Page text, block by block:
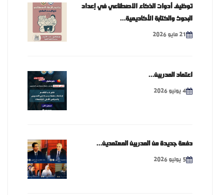
توظيف أدوات الذكاء الاصطناعي في إعداد
البحوث والكتابة الأكاديمية...
21 مايو 2026
اعتماد المدربين...
4 يونيو 2026
دفعة جديدة من المدربين المعتمدين...
5 يوليو 2026